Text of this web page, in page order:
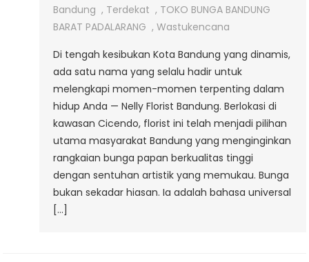
Bandung , Terdekat , TOKO BUNGA BANDUNG
BARAT PADALARANG ,Wastukencana
Di tengah kesibukan Kota Bandung yang dinamis,
ada satu nama yang selalu hadir untuk
melengkapi momen-momen terpenting dalam
hidup Anda — Nelly Florist Bandung. Berlokasi di
kawasan Cicendo, florist ini telah menjadi pilihan
utama masyarakat Bandung yang menginginkan
rangkaian bunga papan berkualitas tinggi
dengan sentuhan artistik yang memukau. Bunga
bukan sekadar hiasan. Ia adalah bahasa universal
[…]